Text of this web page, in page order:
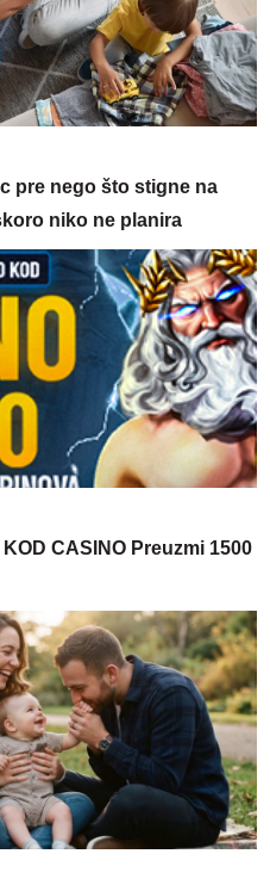
pre nego što stigne na
niko ne planira
CASINO Preuzmi 1500